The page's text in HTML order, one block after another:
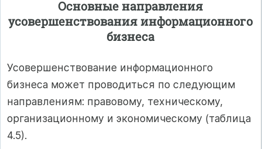
Основные направления
усовершенствования информационного
бизнеса
Усовершенствование информационного
бизнеса может проводиться по следующим
направлениям: правовому, техническому,
организационному и экономическому (таблица
4.5).